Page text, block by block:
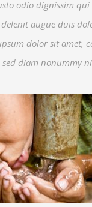
odio dignissim
augue duis
dolor sit amet,
diam nonummy